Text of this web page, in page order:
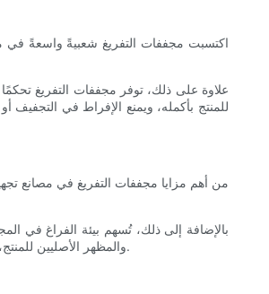
اكتسبت مجففات التفريغ شعبيةً واسعةً
علاوة على ذلك، توفر مجففات التفريغ
للمنتج بأكمله، ويمنع الإفراط في التجفيف
من أهم مزايا مجففات التفريغ في مصانع
بالإضافة إلى ذلك، تُسهم بيئة الفراغ في
والمظهر الأصليين للمنتج، مما ينتج عنه منتج نهائي عالي الجودة وأكثر جاذبية للمستهلكين. ولا تُعزز جودة المنتج المُحسّنة هذه رضا العملاء فحسب، بل تُعزز أيضًا سمعة العلامة التجارية لمصنع تجهيز الأغذية.